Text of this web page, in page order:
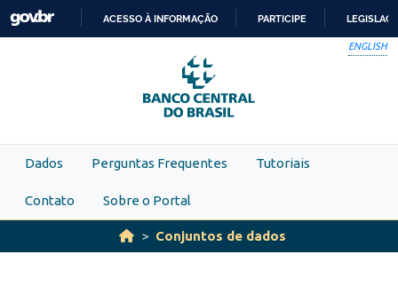
Skip to main content
PARA
O
CONTEÚDO
ACESSO À INFORMAÇÃO PARTICIPE
ENGLISH
Dados Perguntas Frequentes Tutoriais
Contato Sobre o Portal
Conjuntos de dados